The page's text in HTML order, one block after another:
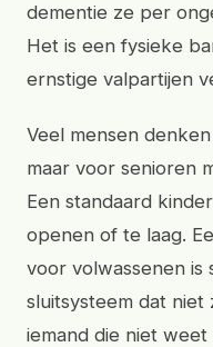
dementie ze per
Het is een fysieke
ernstige valpartijen
Veel mensen
maar voor senioren
Een standaard
openen of te laag.
voor volwassenen
sluitsysteem dat niet
iemand die niet